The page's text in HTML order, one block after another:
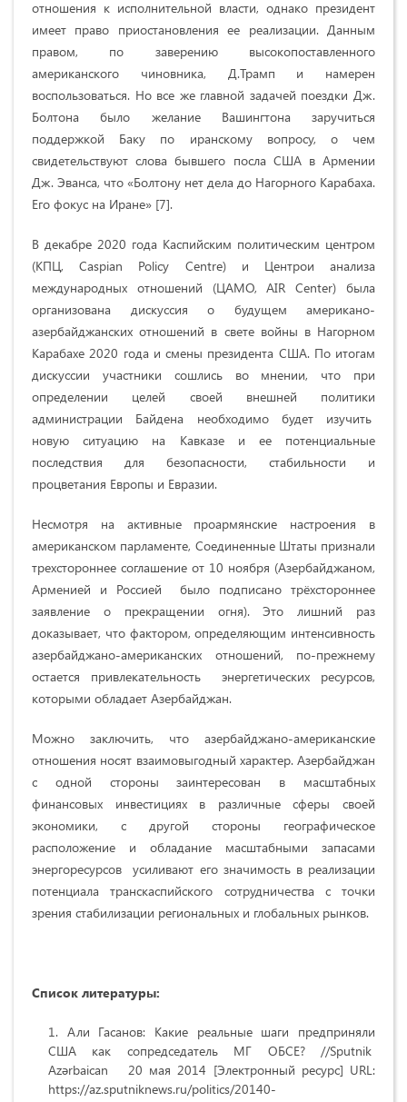
отношения к исполнительной власти, однако президент
имеет право приостановления ее реализации. Данным
правом, по заверению высокопоставленного
американского чиновника, Д.Трамп и намерен
воспользоваться. Но все же главной задачей поездки Дж.
Болтона было желание Вашингтона заручиться
поддержкой Баку по иранскому вопросу, о чем
свидетельствуют слова бывшего посла США в Армении
Дж. Эванса, что «Болтону нет дела до Нагорного Карабаха.
Его фокус на Иране» [7].
В декабре 2020 года Каспийским политическим центром
(КПЦ, Caspian Policy Centre) и Центрои анализа
международных отношений (ЦАМО, AIR Center) была
организована дискуссия о будущем американо-
азербайджанских отношений в свете войны в Нагорном
Карабахе 2020 года и смены президента США. По итогам
дискуссии участники сошлись во мнении, что при
определении целей своей внешней политики
администрации Байдена необходимо будет изучить
новую ситуацию на Кавказе и ее потенциальные
последствия для безопасности, стабильности и
процветания Европы и Евразии.
Несмотря на активные проармянские настроения в
американском парламенте, Соединенные Штаты признали
трехстороннее соглашение от 10 ноября (Азербайджаном,
Арменией и Россией было подписано трёхстороннее
заявление о прекращении огня). Это лишний раз
доказывает, что фактором, определяющим интенсивность
азербайджано-американских отношений, по-прежнему
остается привлекательность энергетических ресурсов,
которыми обладает Азербайджан.
Можно заключить, что азербайджано-американские
отношения носят взаимовыгодный характер. Азербайджан
с одной стороны заинтересован в масштабных
финансовых инвестициях в различные сферы своей
экономики, с другой стороны географическое
расположение и обладание масштабными запасами
энергоресурсов усиливают его значимость в реализации
потенциала транскаспийского сотрудничества с точки
зрения стабилизации региональных и глобальных рынков.
Список литературы:
Али Гасанов: Какие реальные шаги предприняли
США как сопредседатель МГ ОБСЕ? //Sputnik
Azərbaican 20 мая 2014 [Электронный ресурс] URL:
https://az.sputniknews.ru/politics/20140-